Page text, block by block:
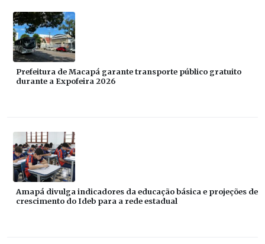
Prefeitura de Macapá garante transporte público gratuito
durante a Expofeira 2026
Amapá divulga indicadores da educação básica e projeções de
crescimento do Ideb para a rede estadual